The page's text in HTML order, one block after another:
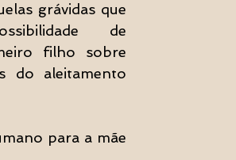
grávidas que
de
filho sobre
do aleitamento
para a mãe